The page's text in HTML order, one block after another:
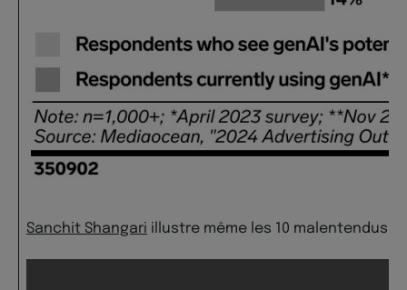
Sanchit Shangari illustre même les 10 malentendus